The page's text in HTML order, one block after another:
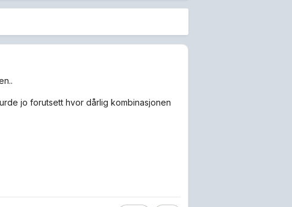
jo forutsett hvor dårlig kombinasjonen